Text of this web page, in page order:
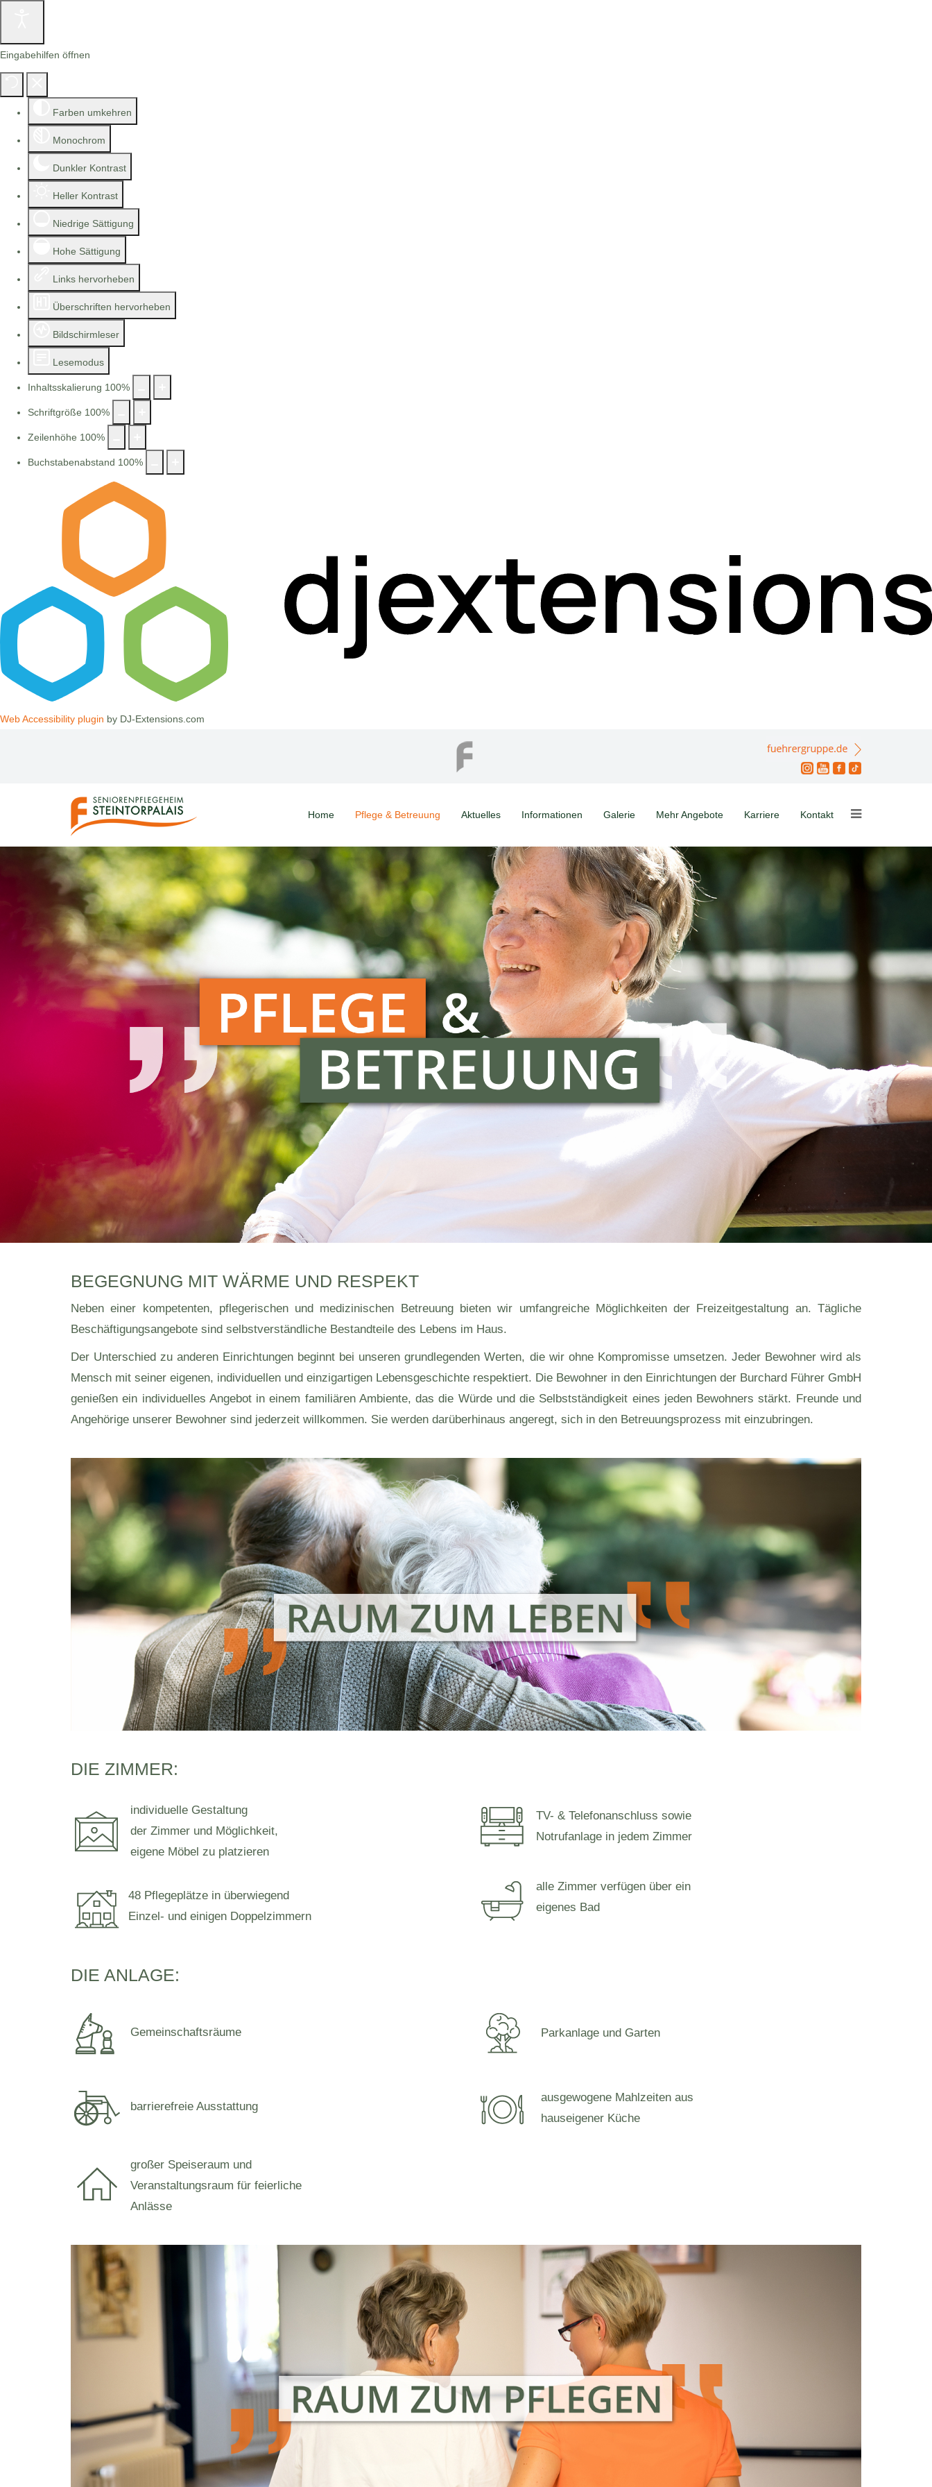
Eingabehilfen öffnen
Farben umkehren
Monochrom
Dunkler Kontrast
Heller Kontrast
Niedrige Sättigung
Hohe Sättigung
Links hervorheben
Überschriften hervorheben
Bildschirmleser
Lesemodus
Inhaltsskalierung 100%
Schriftgröße 100%
Zeilenhöhe 100%
Buchstabenabstand 100%
Web Accessibility plugin by DJ-Extensions.com
Home Pflege & Betreuung Aktuelles Informationen Galerie Mehr Angebote Karriere Kontakt
BEGEGNUNG MIT WÄRME UND RESPEKT
Neben einer kompetenten, pflegerischen und medizinischen Betreuung bieten wir umfangreiche Möglichkeiten der Freizeitgestaltung an. Tägliche
Beschäftigungsangebote sind selbstverständliche Bestandteile des Lebens im Haus.
Der Unterschied zu anderen Einrichtungen beginnt bei unseren grundlegenden Werten, die wir ohne Kompromisse umsetzen. Jeder Bewohner wird als
Mensch mit seiner eigenen, individuellen und einzigartigen Lebensgeschichte respektiert. Die Bewohner in den Einrichtungen der Burchard Führer GmbH
genießen ein individuelles Angebot in einem familiären Ambiente, das die Würde und die Selbstständigkeit eines jeden Bewohners stärkt. Freunde und
Angehörige unserer Bewohner sind jederzeit willkommen. Sie werden darüberhinaus angeregt, sich in den Betreuungsprozess mit einzubringen.
DIE ZIMMER:
individuelle Gestaltung
der Zimmer und Möglichkeit,
eigene Möbel zu platzieren
48 Pflegeplätze in überwiegend
Einzel- und einigen Doppelzimmern
TV- & Telefonanschluss sowie
Notrufanlage in jedem Zimmer
alle Zimmer verfügen über ein
eigenes Bad
DIE ANLAGE:
Gemeinschaftsräume
barrierefreie Ausstattung
großer Speiseraum und
Veranstaltungsraum für feierliche
Anlässe
Parkanlage und Garten
ausgewogene Mahlzeiten aus
hauseigener Küche